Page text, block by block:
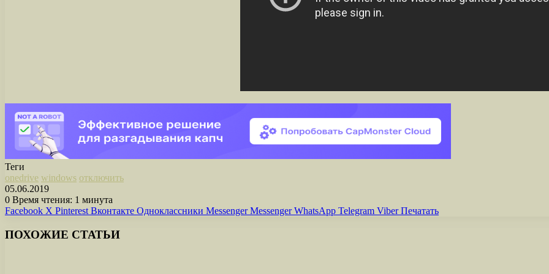
Теги
onedrive windows отключить
05.06.2019
0 Время чтения: 1 минута
Facebook X Pinterest Вконтакте Одноклассники Messenger Messenger WhatsApp Telegram Viber Печатать
ПОХОЖИЕ СТАТЬИ